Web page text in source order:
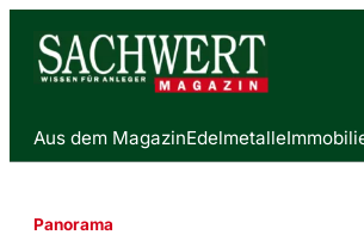
Aus dem MagazinEdelmetalle
Panorama